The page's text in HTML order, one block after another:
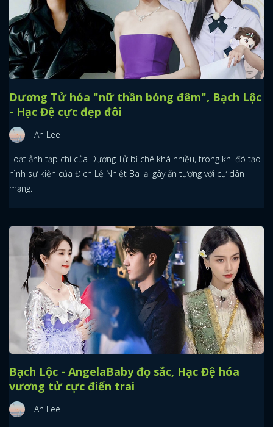
Dương Tử hóa "nữ thần bóng đêm", Bạch Lộc
- Hạc Đệ cực đẹp đôi
An Lee
Loạt ảnh tạp chí của Dương Tử bị chê khá nhiều, trong khi đó tạo
hình sự kiện của Địch Lệ Nhiệt Ba lại gây ấn tượng với cư dân
mạng.
Bạch Lộc - AngelaBaby đọ sắc, Hạc Đệ hóa
vương tử cực điển trai
An Lee